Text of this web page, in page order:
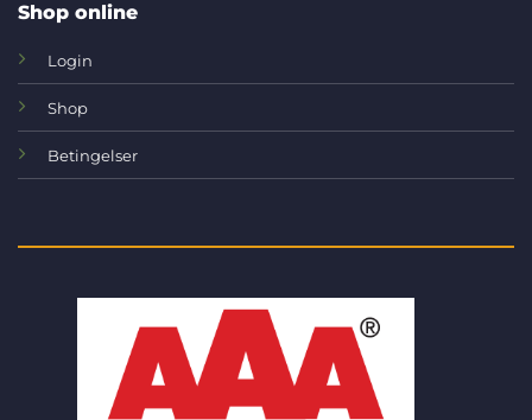
Shop online
Login
Shop
Betingelser